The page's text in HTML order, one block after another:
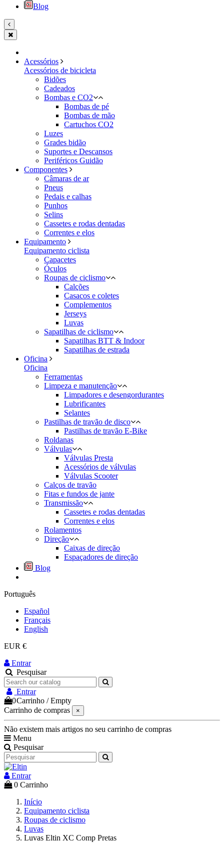
Blog
Acessórios
Acessórios de bicicleta
Bidões
Cadeados
Bombas e CO2
Bombas de pé
Bombas de mão
Cartuchos CO2
Luzes
Grades bidão
Suportes e Descansos
Periféricos Guidão
Componentes
Câmaras de ar
Pneus
Pedais e calhas
Punhos
Selins
Cassetes e rodas dentadas
Correntes e elos
Equipamento
Equipamento ciclista
Capacetes
Óculos
Roupas de ciclismo
Calções
Casacos e coletes
Complementos
Jerseys
Luvas
Sapatilhas de ciclismo
Sapatilhas BTT & Indoor
Sapatilhas de estrada
Oficina
Oficina
Ferramentas
Limpeza e manutenção
Limpadores e desengordurantes
Lubrificantes
Selantes
Pastilhas de travão de disco
Pastilhas de travão E-Bike
Roldanas
Válvulas
Válvulas Presta
Acessórios de válvulas
Válvulas Scooter
Calços de travão
Fitas e fundos de jante
Transmissão
Cassetes e rodas dentadas
Correntes e elos
Rolamentos
Direção
Caixas de direção
Espaçadores de direção
Blog
Português
Español
Français
English
EUR €
Entrar
Pesquisar
Entrar
0Carrinho /Empty
Carrinho de compras
×
Não existem mais artigos no seu carrinho de compras
Menu
Pesquisar
Entrar
0 Carrinho
Início
Equipamento ciclista
Roupas de ciclismo
Luvas
Luvas Eltin XC Comp Pretas